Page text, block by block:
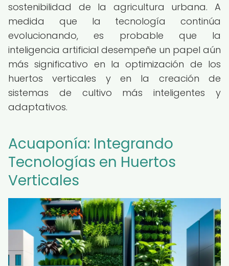
sostenibilidad de la agricultura urbana. A
medida que la tecnología continúa
evolucionando, es probable que la
inteligencia artificial desempeñe un papel aún
más significativo en la optimización de los
huertos verticales y en la creación de
sistemas de cultivo más inteligentes y
adaptativos.
Acuaponía: Integrando
Tecnologías en Huertos
Verticales